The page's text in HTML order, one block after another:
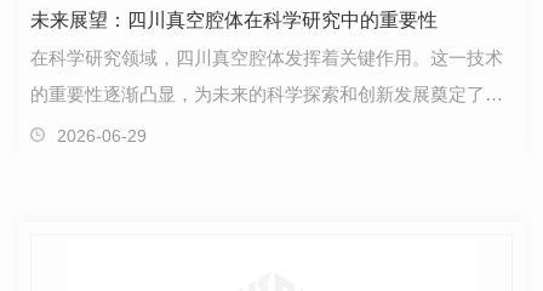
未来展望：四川真空腔体在科学研究中的重要性
在科学研究领域，四川真空腔体发挥着关键作用。这一技术
的重要性逐渐凸显，为未来的科学探索和创新发展奠定了坚
实基础。四川真空腔体广泛应用于物理、化学、生物等…
2026-06-29